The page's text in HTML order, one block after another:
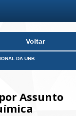
Voltar
DA UNB
Assunto